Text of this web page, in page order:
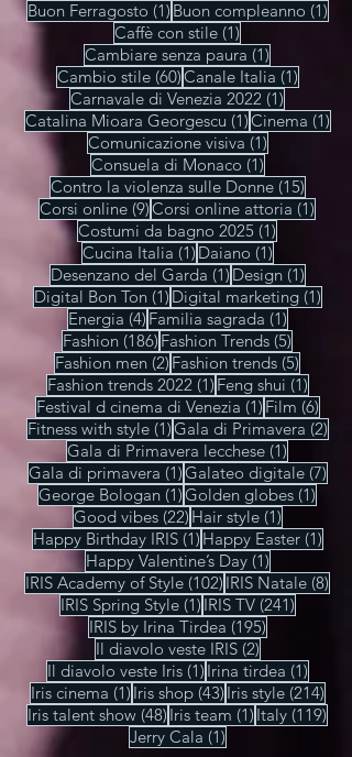
Beauty (1)1 post
Bellezza collaterale (2)2 post
Benessere (5)5 post
Black Friday (1)1 post
Bride
Buon Ferragosto (1)1 post
Buon compleanno
Caffè con stile (1)1 post
Cambiare senza paura (1)1 post
Cambio stile (60)60 post
Canale Italia (1)1 post
Carnavale di Venezia 2022 (1)
Catalina Mioara Georgescu (1)1 post
Cinema
Comunicazione visiva (1)1 post
Consuela di Monaco (1)1 post
Contro la violenza sulle Donne
Corsi online (9)9 post
Corsi online attoria (1)
Costumi da bagno 2025 (1)1 post
Cucina Italia (1)1 post
Daiano (1)1 post
Desenzano del Garda (1)1 post
Design (1)
Digital Bon Ton (1)1 post
Digital marketing
Energia (4)4 post
Familia sagrada (1)1 post
Fashion (186)186 post
Fashion Trends (5)5 post
Fashion men (2)2 post
Fashion trends (5)5 post
Fashion trends 2022 (1)1 post
Feng shui (1)1 post
Festival d cinema di Venezia (1)1 post
Film (6)6 post
Fitness with style (1)1 post
Gala di Primavera (2)2
Gala di Primavera lecchese (1)1 post
Gala di primavera (1)1 post
Galateo digitale (7)
George Bologan (1)1 post
Golden globes (1)1 post
Good vibes (22)22 post
Hair style (1)1 post
Happy Birthday IRIS (1)1 post
Happy Easter (1)1
Happy Valentine’s Day (1)1 post
IRIS Academy of Style (102)102 post
IRIS Natale
IRIS Spring Style (1)1 post
IRIS TV (241)241 post
IRIS by Irina Tirdea (195)195 post
Il diavolo veste IRIS (2)2 post
Il diavolo veste Iris (1)1 post
Irina tirdea (1)1 post
(1)1 post
Iris shop (43)43 post
Iris style